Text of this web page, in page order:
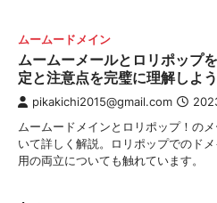
ムームードメイン
ムームーメールとロリポップ
定と注意点を完璧に理解しよう
pikakichi2015@gmail.com
ムームードメインとロリポップ！の
いて詳しく解説。ロリポップでのド
用の両立についても触れています。